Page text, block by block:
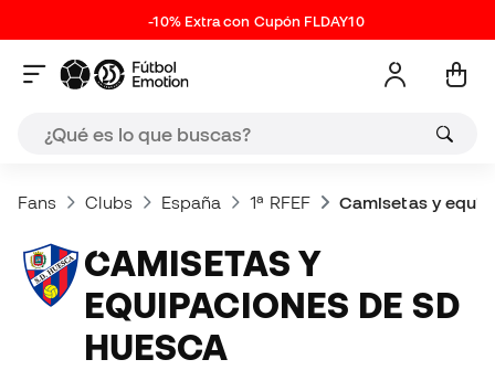
-10% Extra con Cupón FLDAY10
Fans Clubs España 1ª RFEF Camisetas y
CAMISETAS Y
EQUIPACIONES DE SD
HUESCA